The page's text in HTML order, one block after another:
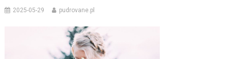
2025-05-29 pudrovane.pl